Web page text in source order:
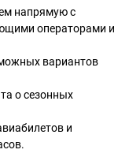
напрямую с
операторами и
вариантов
о сезонных
и